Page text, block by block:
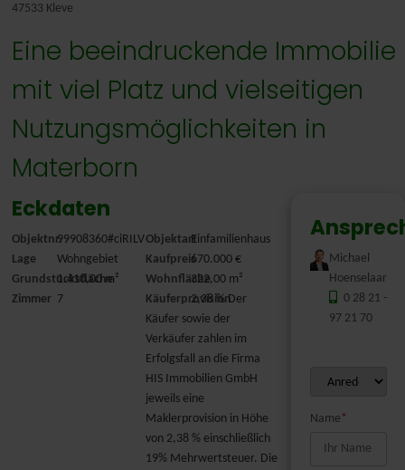
47533 Kleve
Eine beeindruckende Immobilie
mit viel Platz und vielseitigen
Nutzungsmöglichkeiten in
Materborn
Eckdaten
Objektnr.99908360#ciRILVObjektartEinfamilienhaus
Lage
Wohngebiet Kaufpreis670.000 €
Grundstücksfläche
1.410,00 m² Wohnfläche322,00 m²
Zimmer 7 Käuferprovision
2,38 % Der
Käufer sowie der
Verkäufer zahlen im
Erfolgsfall an die Firma
HIS Immobilien GmbH
jeweils eine
Maklerprovision in Höhe
von 2,38 % einschließlich
19% Mehrwertsteuer. Die
Michael
Hoenselaar
0 28 21 -
97 21 70
Name *